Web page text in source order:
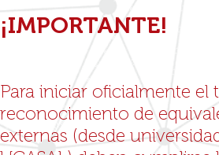
¡IMPORTANTE!
Para iniciar oficialmente el
reconocimiento de
externas (desde